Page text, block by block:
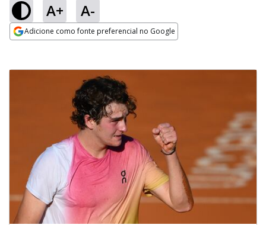
A+ A-
Adicione como fonte preferencial no Google